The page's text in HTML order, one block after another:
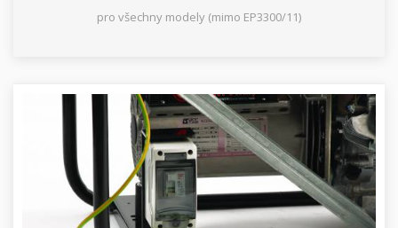
pro všechny modely (mimo EP3300/11)